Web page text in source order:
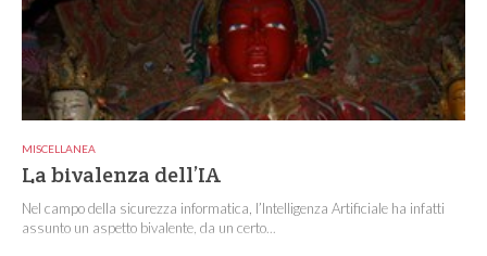
MISCELLANEA
La bivalenza dell’IA
Nel campo della sicurezza informatica, l’Intelligenza Artificiale ha infatti
assunto un aspetto bivalente, da un certo...